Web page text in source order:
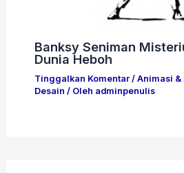
Banksy Seniman
Dunia Heboh
Tinggalkan Komentar / Animasi &
Desain / Oleh adminpenulis